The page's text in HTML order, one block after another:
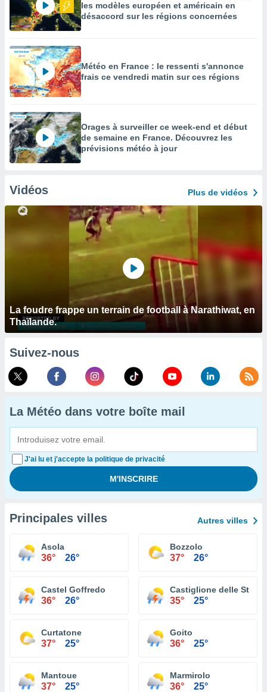
les modèles européen et américain en
désaccord sur les régions concernées
Météo en France : le ressenti s'annonce
frais ce vendredi matin sur ces régions
Orages à surveiller ce week-end et début
de semaine en France. Découvrez les
prévisions météo à jour
Vidéos Plus de vidéos
La foudre frappe un terrain de football à Narathiwat, en
Thaïlande.
Suivez-nous
La Météo dans votre boîte mail
J'ai lu et j'accepte la politique de privacité
Principales villes Autres villes
Asola
36° 26°
Bozzolo
37° 26°
Castel Goffredo
36° 26°
Castiglione delle
35° 25°
Curtatone
37° 25°
Goito
36° 25°
Mantoue
37° 25°
Marmirolo
36° 25°